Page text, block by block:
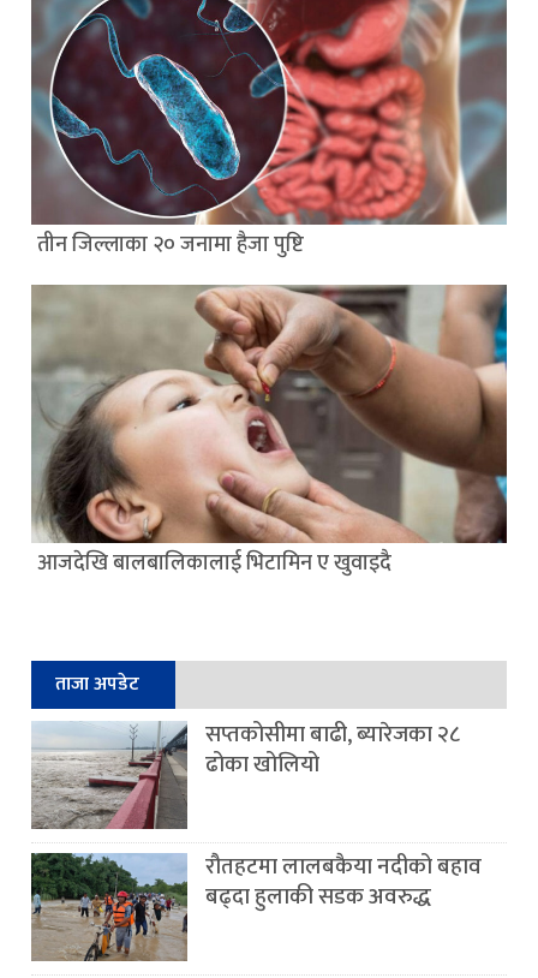
तीन जिल्लाका २० जनामा हैजा पुष्टि
आजदेखि बालबालिकालाई भिटामिन ए खुवाइदै
ताजा अपडेट
सप्तकोसीमा बाढी, ब्यारेजका २८
ढोका खोलियो
रौतहटमा लालबकैया नदीको बहाव
बढ्दा हुलाकी सडक अवरुद्ध